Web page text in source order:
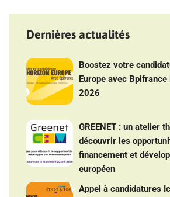
Dernières actualités
Boostez votre
Europe avec
2026
GREENET : un atelier
découvrir les
financement et
européen
Appel à candidatures